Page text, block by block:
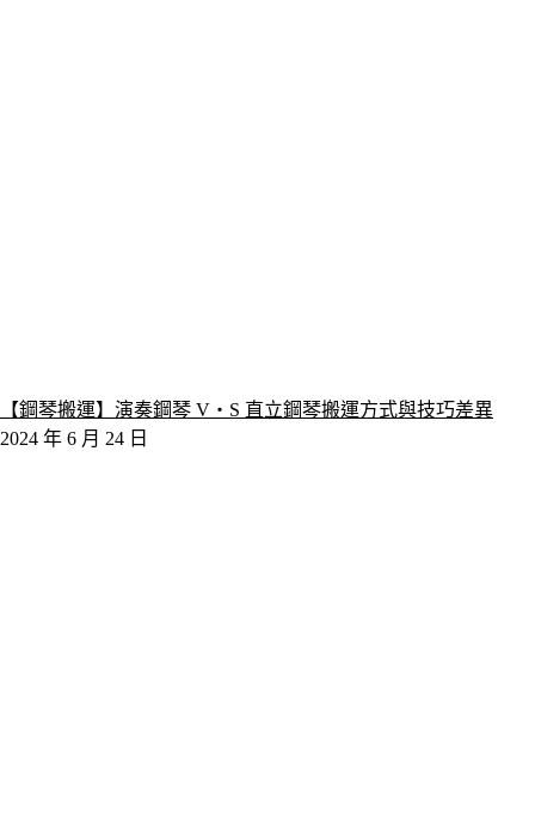
【鋼琴搬運】演奏鋼琴 V‧S 直立鋼琴搬運方式與技巧差異
2024 年 6 月 24 日